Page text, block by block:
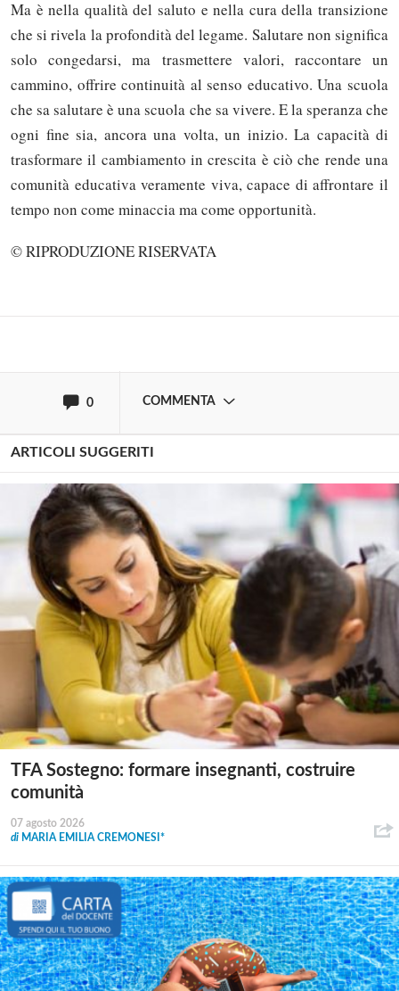
Ma è nella qualità del saluto e nella cura della transizione
che si rivela la profondità del legame. Salutare non significa
solo congedarsi, ma trasmettere valori, raccontare un
cammino, offrire continuità al senso educativo. Una scuola
che sa salutare è una scuola che sa vivere. E la speranza che
ogni fine sia, ancora una volta, un inizio. La capacità di
trasformare il cambiamento in crescita è ciò che rende una
comunità educativa veramente viva, capace di affrontare il
tempo non come minaccia ma come opportunità.
© RIPRODUZIONE RISERVATA
0 COMMENTA
Solo gli utenti registrati possono
commentare!
ARTICOLI SUGGERITI
TFA Sostegno: formare insegnanti, costruire
comunità
07 agosto 2026
di MARIA EMILIA CREMONESI*